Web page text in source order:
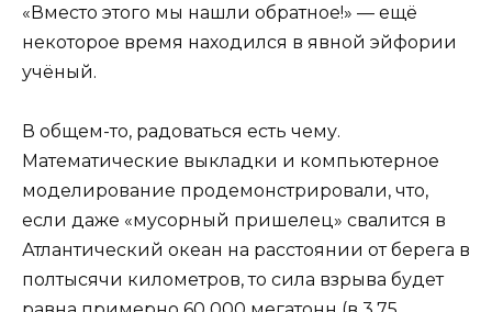
«Вместо этого мы нашли обратное!» — ещё
некоторое время находился в явной эйфории
учёный.
В общем-то, радоваться есть чему.
Математические выкладки и компьютерное
моделирование продемонстрировали, что,
если даже «мусорный пришелец» свалится в
Атлантический океан на расстоянии от берега в
полтысячи километров, то сила взрыва будет